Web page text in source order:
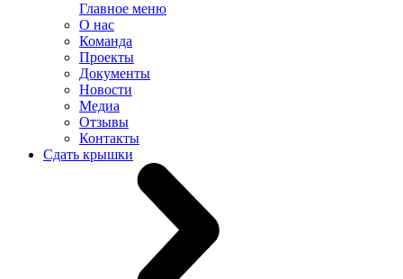
Главное меню
О нас
Команда
Проекты
Документы
Новости
Медиа
Отзывы
Контакты
Сдать крышки